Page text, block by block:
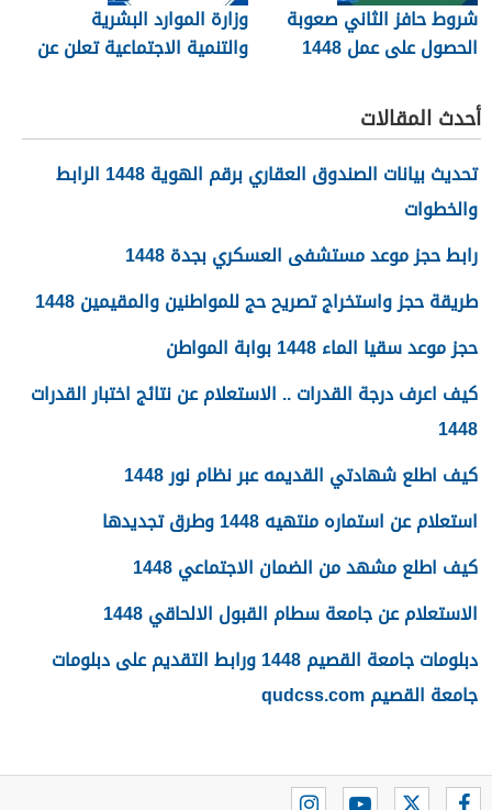
شروط حافز الثاني صعوبة
الحصول على عمل 1448
وزارة الموارد البشرية
والتنمية الاجتماعية تعلن عن
1448
أحدث المقالات
تحديث بيانات الصندوق العقاري برقم الهوية 1448 الرابط
والخطوات
رابط حجز موعد مستشفى العسكري بجدة 1448
طريقة حجز واستخراج تصريح حج للمواطنين والمقيمين 1448
حجز موعد سقيا الماء 1448 بوابة المواطن
كيف اعرف درجة القدرات .. الاستعلام عن نتائج اختبار القدرات
1448
كيف اطلع شهادتي القديمه عبر نظام نور 1448
استعلام عن استماره منتهيه 1448 وطرق تجديدها
كيف اطلع مشهد من الضمان الاجتماعي 1448
الاستعلام عن جامعة سطام القبول الالحاقي 1448
دبلومات جامعة القصيم 1448 ورابط التقديم على دبلومات
جامعة القصيم qudcss.com